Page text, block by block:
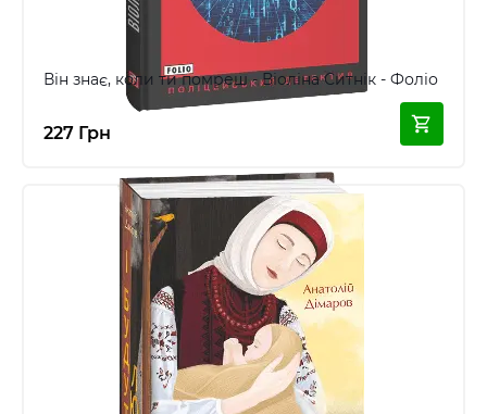
Він знає, коли ти помреш - Віоліна Ситнік - Фоліо
227 Грн